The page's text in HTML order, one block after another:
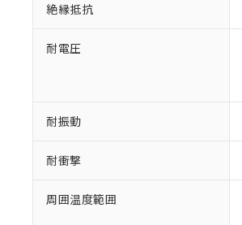
絶縁抵抗
耐電圧
耐振動
耐衝撃
周囲温度範囲